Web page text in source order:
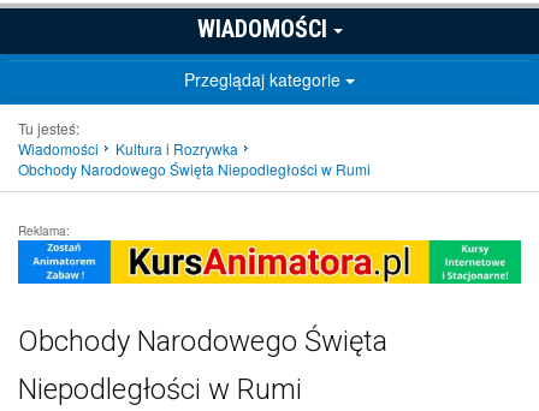
WIADOMOŚCI
Przeglądaj kategorie
Tu jesteś:
Wiadomości
Kultura i Rozrywka
Obchody Narodowego Święta Niepodległości w Rumi
Reklama:
Obchody Narodowego Święta
Niepodległości w Rumi